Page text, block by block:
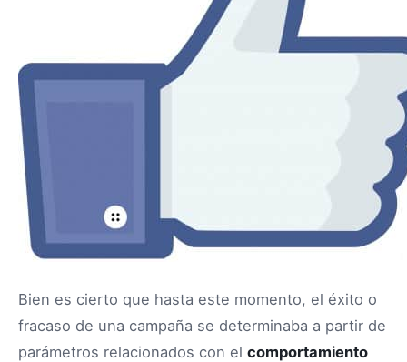
Bien es cierto que hasta este momento, el éxito o
fracaso de una campaña se determinaba a partir de
parámetros relacionados con el comportamiento